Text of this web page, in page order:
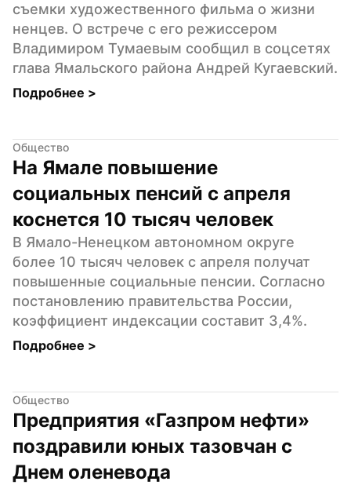
съемки художественного фильма о жизни
ненцев. О встрече с его режиссером
Владимиром Тумаевым сообщил в соцсетях
глава Ямальского района Андрей Кугаевский.
Подробнее >
Общество
На Ямале повышение
социальных пенсий с апреля
коснется 10 тысяч человек
В Ямало-Ненецком автономном округе
более 10 тысяч человек с апреля получат
повышенные социальные пенсии. Согласно
постановлению правительства России,
коэффициент индексации составит 3,4%.
Подробнее >
Общество
Предприятия «Газпром нефти»
поздравили юных тазовчан с
Днем оленевода